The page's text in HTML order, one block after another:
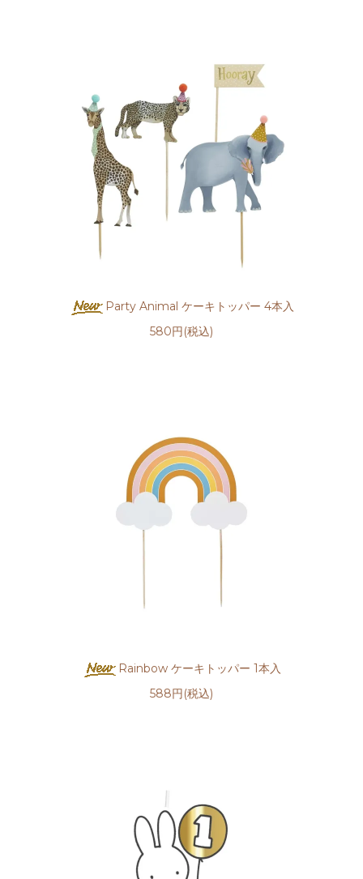
Party Animal ケーキトッパー 4本入
580円(税込)
Rainbow ケーキトッパー 1本入
588円(税込)